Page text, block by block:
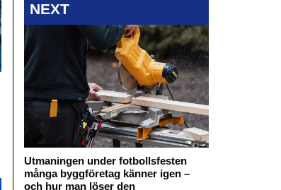
NEXT
Utmaningen under fotbollsfesten
många byggföretag känner igen –
och hur man löser den